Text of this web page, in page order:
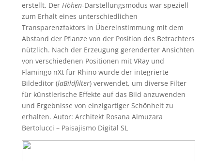
erstellt. Der Höhen-Darstellungsmodus war speziell
zum Erhalt eines unterschiedlichen
Transparenzfaktors in Übereinstimmung mit dem
Abstand der Pflanze von der Position des Betrachters
nützlich. Nach der Erzeugung gerenderter Ansichten
von verschiedenen Positionen mit VRay und
Flamingo nXt für Rhino wurde der integrierte
Bildeditor (laBildfilter) verwendet, um diverse Filter
für künstlerische Effekte auf das Bild anzuwenden
und Ergebnisse von einzigartiger Schönheit zu
erhalten. Autor: Architekt Rosana Almuzara
Bertolucci – Paisajismo Digital SL